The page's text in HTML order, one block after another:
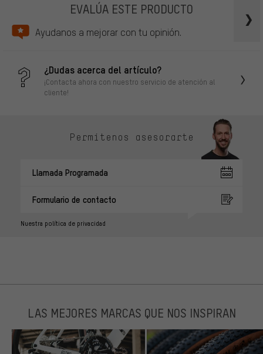
EVALÚA ESTE PRODUCTO
Ayudanos a mejorar con tu opinión.
¿Dudas acerca del artículo?
¡Contacta ahora con nuestro servicio de atención al
cliente!
Permítenos asesorarte
Llamada Programada
Formulario de contacto
Nuestra política de privacidad
LAS MEJORES MARCAS QUE NOS INSPIRAN